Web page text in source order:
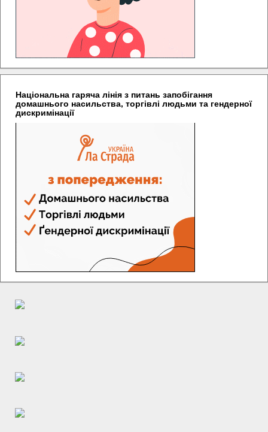
Національна гаряча лінія з питань запобігання
домашнього насильства, торгівлі людьми та гендерної
дискримінації